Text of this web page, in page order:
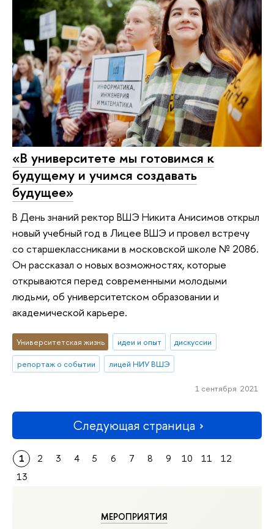
МЕРОПРИЯТИЯ
«В университете мы готовимся к
будущему и учимся создавать
будущее»
В День знаний ректор ВШЭ Никита Анисимов открыл
новый учебный год в Лицее ВШЭ и провел встречу
со старшеклассниками в московской школе № 2086.
Он рассказал о новых возможностях, которые
открываются перед современными молодыми
людьми, об университетском образовании и
академической карьере.
Университетская жизнь идеи и опыт
дискуссии
репортаж о событии
лицей НИУ ВШЭ
1 сентября 2021
Следующая страница
1 2 3 4 5 6 7 8 9 10 11
12
13